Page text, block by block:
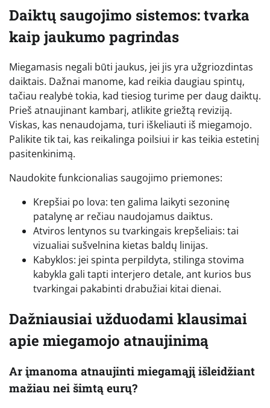
Daiktų saugojimo sistemos: tvarka
kaip jaukumo pagrindas
Miegamasis negali būti jaukus, jei jis yra užgriozdintas
daiktais. Dažnai manome, kad reikia daugiau spintų,
tačiau realybė tokia, kad tiesiog turime per daug daiktų.
Prieš atnaujinant kambarį, atlikite griežtą reviziją.
Viskas, kas nenaudojama, turi iškeliauti iš miegamojo.
Palikite tik tai, kas reikalinga poilsiui ir kas teikia estetinį
pasitenkinimą.
Naudokite funkcionalias saugojimo priemones:
Krepšiai po lova: ten galima laikyti sezoninę
patalynę ar rečiau naudojamus daiktus.
Atviros lentynos su tvarkingais krepšeliais: tai
vizualiai sušvelnina kietas baldų linijas.
Kabyklos: jei spinta perpildyta, stilinga stovima
kabykla gali tapti interjero detale, ant kurios bus
tvarkingai pakabinti drabužiai kitai dienai.
Dažniausiai užduodami klausimai
apie miegamojo atnaujinimą
Ar įmanoma atnaujinti miegamąjį išleidžiant
mažiau nei šimtą eurų?